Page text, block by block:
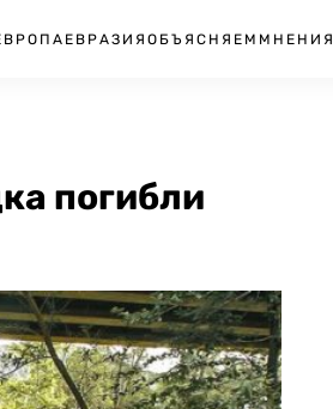
ЕВРАЗИЯ ОБЪЯСНЯЕМ МНЕНИЯ
погибли